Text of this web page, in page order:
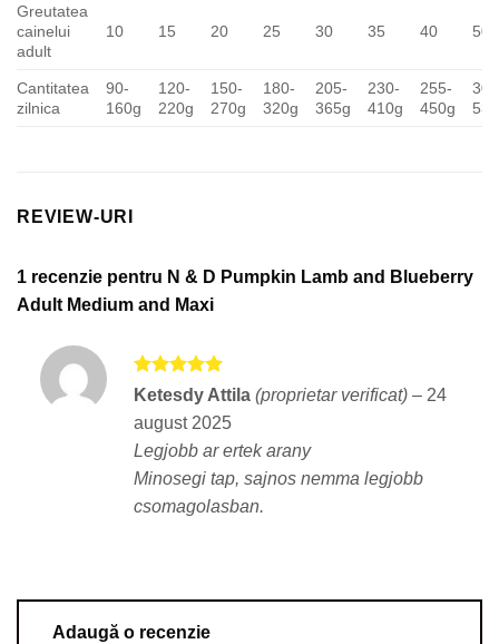
Greutatea
cainelui
adult
10 15 20 25 30 35 40 50
Cantitatea
zilnica
90-
160g
120-
220g
150-
270g
180-
320g
205-
365g
230-
410g
255-
450g
REVIEW-URI
1 recenzie pentru N & D Pumpkin Lamb and Blueberry
Adult Medium and Maxi
Evaluat la
5 din 5
Ketesdy Attila (proprietar verificat) – 24
august 2025
Legjobb ar ertek arany
Minosegi tap, sajnos nemma legjobb
csomagolasban.
Adaugă o recenzie